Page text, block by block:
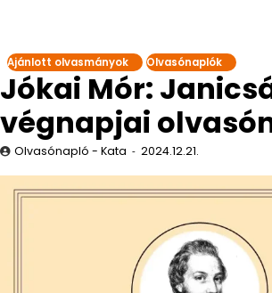
Ajánlott olvasmányok Olvasónaplók
Jókai Mór:
végnapjai
Olvasónapló - Kata 2024.12.21.